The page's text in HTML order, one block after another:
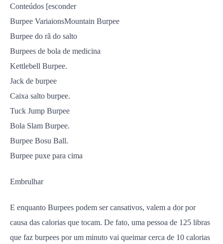
Conteúdos [esconder
Burpee VariaionsMountain Burpee
Burpee do rã do salto
Burpees de bola de medicina
Kettlebell Burpee.
Jack de burpee
Caixa salto burpee.
Tuck Jump Burpee
Bola Slam Burpee.
Burpee Bosu Ball.
Burpee puxe para cima
Embrulhar
E enquanto Burpees podem ser cansativos, valem a dor por
causa das calorias que tocam. De fato, uma pessoa de 125 libras
que faz burpees por um minuto vai queimar cerca de 10 calorias